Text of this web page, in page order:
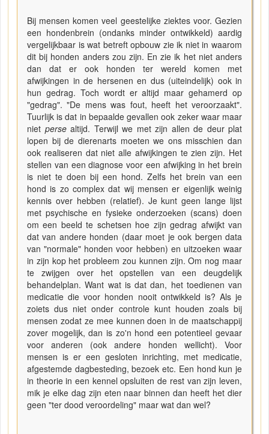
Bij mensen komen veel geestelijke ziektes voor. Gezien
een hondenbrein (ondanks minder ontwikkeld) aardig
vergelijkbaar is wat betreft opbouw zie ik niet in waarom
dit bij honden anders zou zijn. En zie ik het niet anders
dan dat er ook honden ter wereld komen met
afwijkingen in de hersenen en dus (uiteindelijk) ook in
hun gedrag. Toch wordt er altijd maar gehamerd op
"gedrag". "De mens was fout, heeft het veroorzaakt".
Tuurlijk is dat in bepaalde gevallen ook zeker waar maar
niet persealtijd. Terwijl we met zijn allen de deur plat
lopen bij de dierenarts moeten we ons misschien dan
ook realiseren dat niet alle afwijkingen te zien zijn. Het
stellen van een diagnose voor een afwijking in het brein
is niet te doen bij een hond. Zelfs het brein van een
hond is zo complex dat wij mensen er eigenlijk weinig
kennis over hebben (relatief). Je kunt geen lange lijst
met psychische en fysieke onderzoeken (scans) doen
om een beeld te schetsen hoe zijn gedrag afwijkt van
dat van andere honden (daar moet je ook bergen data
van "normale" honden voor hebben) en uitzoeken waar
in zijn kop het probleem zou kunnen zijn. Om nog maar
te zwijgen over het opstellen van een deugdelijk
behandelplan. Want wat is dat dan, het toedienen van
medicatie die voor honden nooit ontwikkeld is? Als je
zoiets dus niet onder controle kunt houden zoals bij
mensen zodat ze mee kunnen doen in de maatschappij
zover mogelijk, dan is zo'n hond een potentieel gevaar
voor anderen (ook andere honden wellicht). Voor
mensen is er een gesloten inrichting, met medicatie,
afgestemde dagbesteding, bezoek etc. Een hond kun je
in theorie in een kennel opsluiten de rest van zijn leven,
mik je elke dag zijn eten naar binnen dan heeft het dier
geen "ter dood veroordeling" maar wat dan wel?